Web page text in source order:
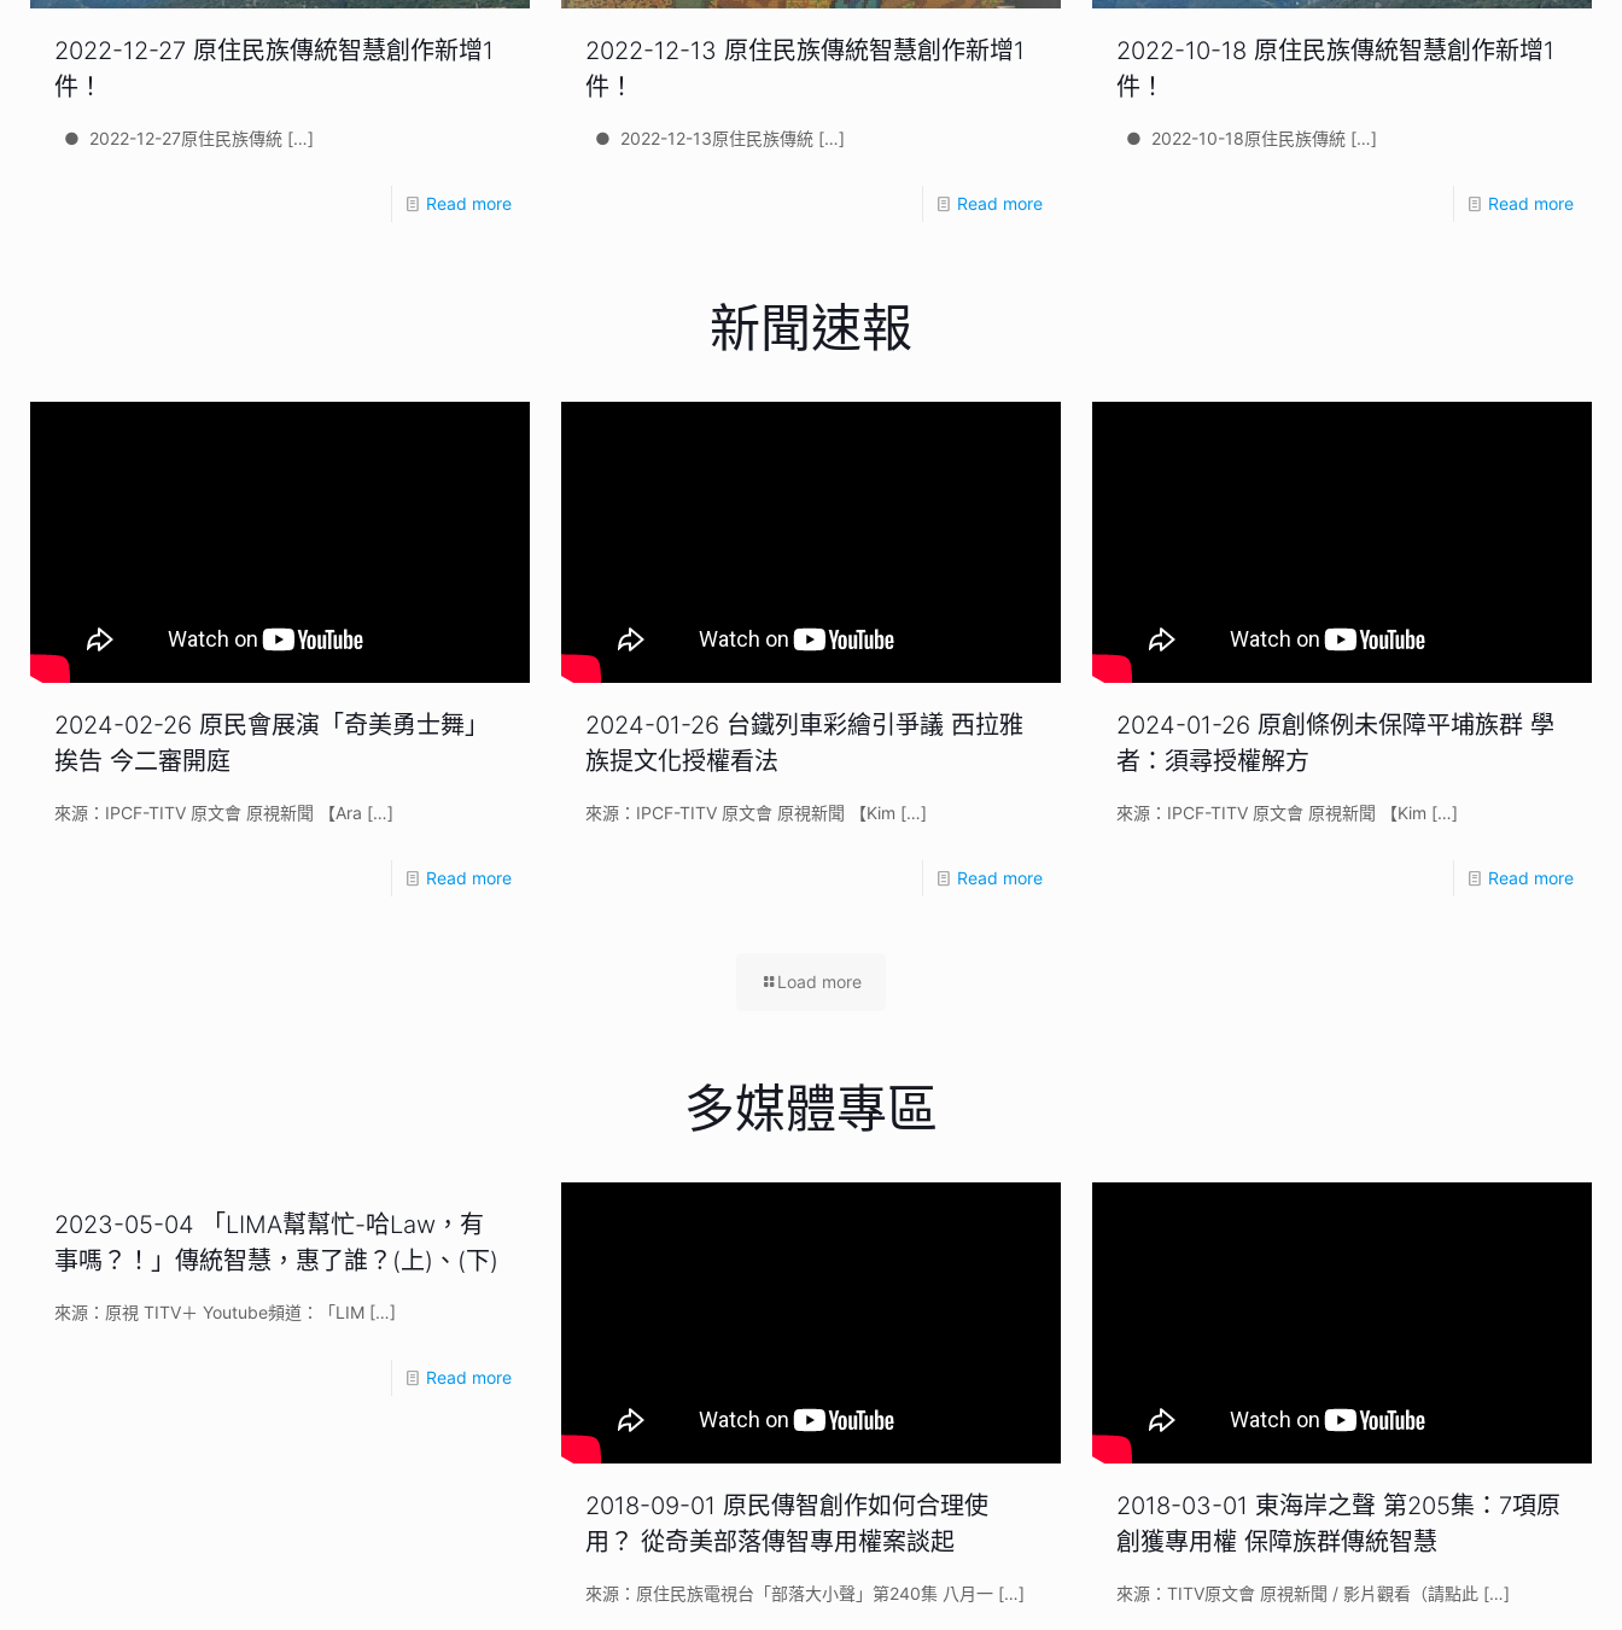
2022-12-27 原住民族傳統智慧創作新增1
件！
● 2022-12-27原住民族傳統 […]
Read more
2022-12-13 原住民族傳統智慧創作新增1
件！
● 2022-12-13原住民族傳統 […]
Read more
2022-10-18 原住民族傳統智慧創作新增1
件！
● 2022-10-18原住民族傳統 […]
Read more
新聞速報
2024-02-26 原民會展演「奇美勇士舞」
挨告 今二審開庭
來源：IPCF-TITV 原文會 原視新聞 【Ara […]
Read more
2024-01-26 台鐵列車彩繪引爭議 西拉雅
族提文化授權看法
來源：IPCF-TITV 原文會 原視新聞 【Kim […]
Read more
2024-01-26 原創條例未保障平埔族群 學
者：須尋授權解方
來源：IPCF-TITV 原文會 原視新聞 【Kim […]
Read more
Load more
多媒體專區
2023-05-04 「LIMA幫幫忙-哈Law，有
事嗎？！」傳統智慧，惠了誰？(上)、(下)
來源：原視 TITV＋ Youtube頻道：「LIM […]
Read more
2018-09-01 原民傳智創作如何合理使
用？ 從奇美部落傳智專用權案談起
來源：原住民族電視台「部落大小聲」第240集 八月一 […]
2018-03-01 東海岸之聲 第205集：7項原
創獲專用權 保障族群傳統智慧
來源：TITV原文會 原視新聞 / 影片觀看（請點此 […]